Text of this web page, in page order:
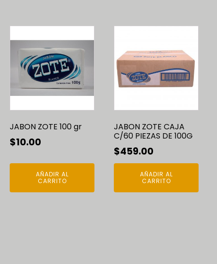
$585.00
JABON ZOTE 100 gr
$10.00
AÑADIR AL
CARRITO
JABON ZOTE CAJA
C/60 PIEZAS DE 100G
$459.00
AÑADIR AL
CARRITO